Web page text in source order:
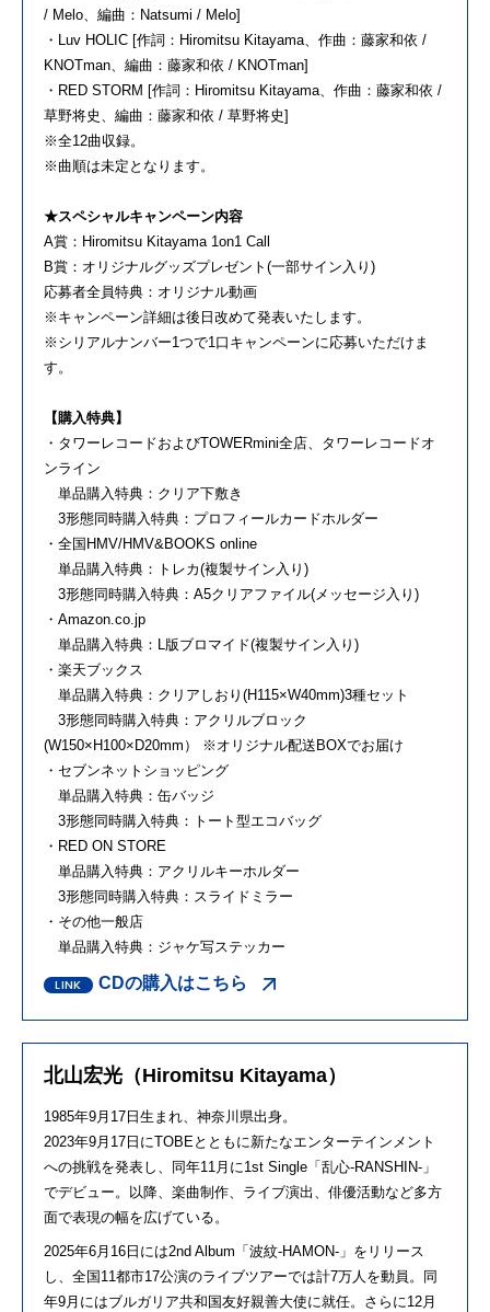
/ Melo、編曲：Natsumi / Melo]
・Luv HOLIC [作詞：Hiromitsu Kitayama、作曲：藤家和依 /
KNOTman、編曲：藤家和依 / KNOTman]
・RED STORM [作詞：Hiromitsu Kitayama、作曲：藤家和依 /
草野将史、編曲：藤家和依 / 草野将史]
※全12曲収録。
※曲順は未定となります。
★スペシャルキャンペーン内容
A賞：Hiromitsu Kitayama 1on1 Call
B賞：オリジナルグッズプレゼント(一部サイン入り)
応募者全員特典：オリジナル動画
※キャンペーン詳細は後日改めて発表いたします。
※シリアルナンバー1つで1口キャンペーンに応募いただけま
す。
【購入特典】
・タワーレコードおよびTOWERmini全店、タワーレコードオ
ンライン
単品購入特典：クリア下敷き
3形態同時購入特典：プロフィールカードホルダー
・全国HMV/HMV&BOOKS online
単品購入特典：トレカ(複製サイン入り)
3形態同時購入特典：A5クリアファイル(メッセージ入り)
・Amazon.co.jp
単品購入特典：L版ブロマイド(複製サイン入り)
・楽天ブックス
単品購入特典：クリアしおり(H115×W40mm)3種セット
3形態同時購入特典：アクリルブロック
(W150×H100×D20mm） ※オリジナル配送BOXでお届け
・セブンネットショッピング
単品購入特典：缶バッジ
3形態同時購入特典：トート型エコバッグ
・RED ON STORE
単品購入特典：アクリルキーホルダー
3形態同時購入特典：スライドミラー
・その他一般店
単品購入特典：ジャケ写ステッカー
CDの購入はこちら
北山宏光（Hiromitsu Kitayama）
1985年9月17日生まれ、神奈川県出身。
2023年9月17日にTOBEとともに新たなエンターテインメ ント
への挑戦を発表し、同年11月に1st Single「乱心-RANSHIN-」
でデビュー。以降、 楽曲制作、ライブ演出、 俳優活動など多方
面で表現の幅を広げている。
2025年6月16日には2nd Album「波紋-HAMON-」をリリース
し、 全国11都市17公演のライブツアーでは計7万人を動員。
同
年9月にはブルガリア共和国友好親善大使に就任。 さらに12月